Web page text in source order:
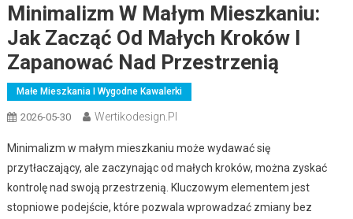
Minimalizm W Małym Mieszkaniu:
Jak Zacząć Od Małych Kroków I
Zapanować Nad Przestrzenią
Małe Mieszkania I Wygodne Kawalerki
2026-05-30 Wertikodesign.pl
Minimalizm w małym mieszkaniu może wydawać się
przytłaczający, ale zaczynając od małych kroków, można zyskać
kontrolę nad swoją przestrzenią. Kluczowym elementem jest
stopniowe podejście, które pozwala wprowadzać zmiany bez